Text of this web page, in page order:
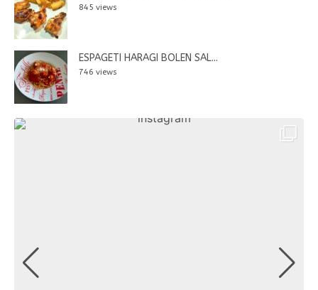
845 views
ESPAGETI HARAGI BOLEN SAL...
746 views